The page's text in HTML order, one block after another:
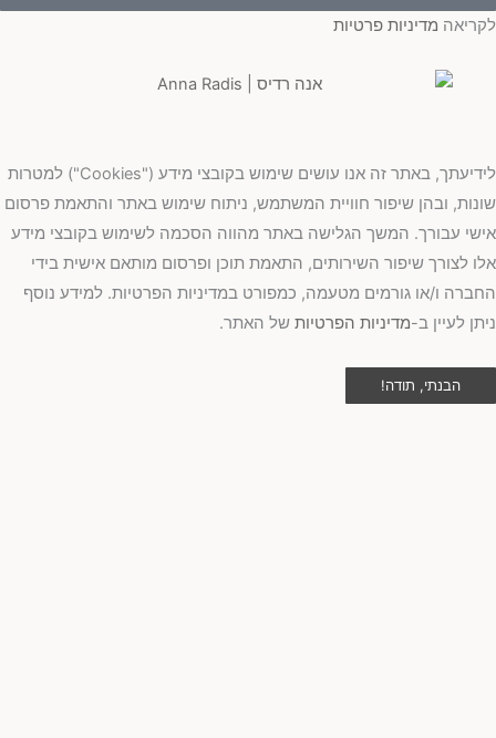
מדיניות פרטיות
לידיעתך, באתר זה אנו עושים שימוש בקובצי מידע ("Cookies") למטרות
ובהן שיפור חוויית המשתמש, ניתוח שימוש באתר והתאמת פרסום
עבורך. המשך הגלישה באתר מהווה הסכמה לשימוש בקובצי מידע
לצורך שיפור השירותים, התאמת תוכן ופרסום מותאם אישית בידי
ו/או גורמים מטעמה, כמפורט במדיניות הפרטיות. למידע נוסף
לעיין ב-מדיניות הפרטיותשל האתר.
הבנתי, תודה!